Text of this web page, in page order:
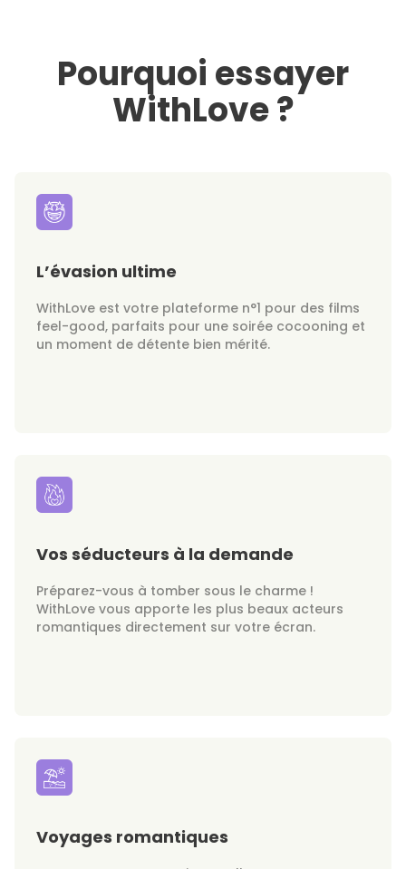
Pourquoi essayer
WithLove ?
L’évasion ultime
WithLove est votre plateforme n°1 pour des films
feel-good, parfaits pour une soirée cocooning et
un moment de détente bien mérité.
Vos séducteurs à la demande
Préparez-vous à tomber sous le charme !
WithLove vous apporte les plus beaux acteurs
romantiques directement sur votre écran.
Voyages romantiques